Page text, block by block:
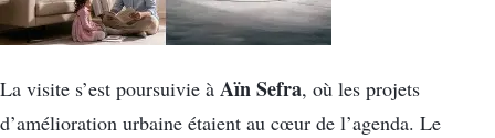
La visite s’est poursuivie à Aïn Sefra, où les projets
d’amélioration urbaine étaient au cœur de l’agenda. Le